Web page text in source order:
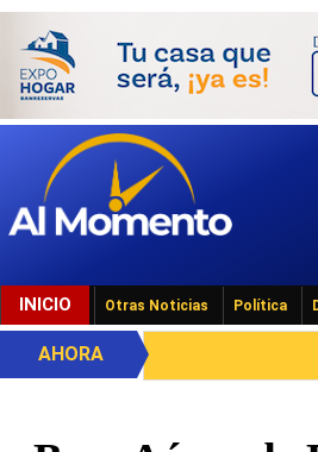
INICIO Otras Noticias Política
AHORA